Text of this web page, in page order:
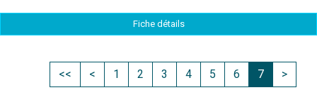
Fiche détails
<< < 1 2 3 4 5 6 7 >